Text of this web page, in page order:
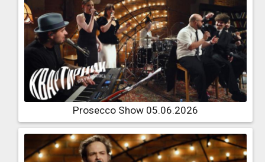
Prosecco Show 05.06.2026